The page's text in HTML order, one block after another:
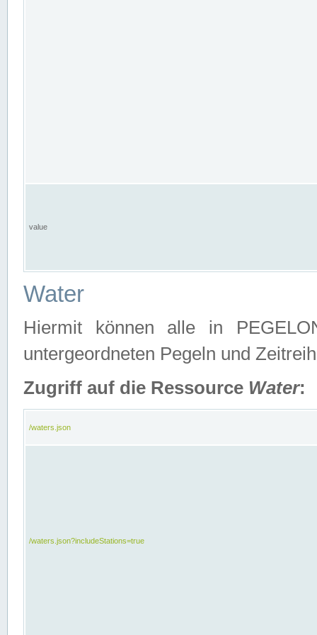
value
Water
Hiermit können alle in
untergeordneten Pegeln und
Zugriff auf die Ressource Water:
/waters.json
/waters.json?includeStations=true